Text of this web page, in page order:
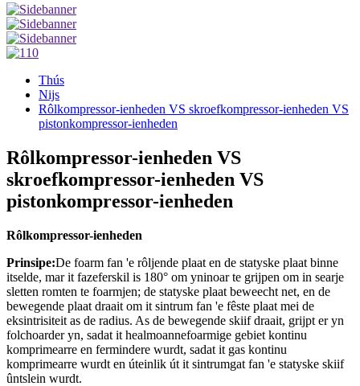
Thús
Nijs
Rôlkompressor-ienheden VS skroefkompressor-ienheden VS
pistonkompressor-ienheden
Rôlkompressor-ienheden VS
skroefkompressor-ienheden VS
pistonkompressor-ienheden
Rôlkompressor-ienheden
Prinsipe:De foarm fan 'e rôljende plaat en de statyske plaat binne
itselde, mar it fazeferskil is 180° om yninoar te grijpen om in searje
sletten romten te foarmjen; de statyske plaat beweecht net, en de
bewegende plaat draait om it sintrum fan 'e fêste plaat mei de
eksintrisiteit as de radius. As de bewegende skiif draait, grijpt er yn
folchoarder yn, sadat it healmoannefoarmige gebiet kontinu
komprimearre en fermindere wurdt, sadat it gas kontinu
komprimearre wurdt en úteinlik út it sintrumgat fan 'e statyske skiif
ûntslein wurdt.